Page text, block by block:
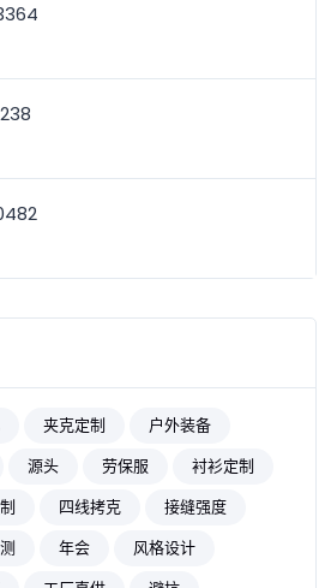
夹克定制
户外装备
源头 劳保服
衬衫定制
四线拷克
接缝强度
年会
风格设计